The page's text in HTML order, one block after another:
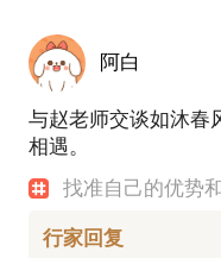
阿白
与赵老师交谈如沐春
相遇。
找准自己的优势
行家回复